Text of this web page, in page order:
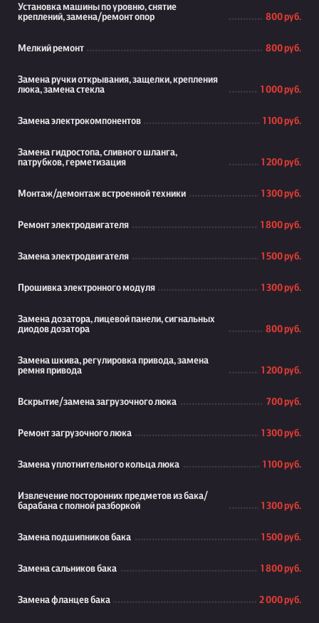
Установка машины по уровню, снятие
креплений, замена/ремонт опор
800 руб.
Мелкий ремонт 800 руб.
Замена ручки открывания, защелки, крепления
люка, замена стекла
1 000 руб.
Замена электрокомпонентов 1 100 руб.
Замена гидростопа, сливного шланга,
патрубков, герметизация
1 200 руб.
Монтаж/демонтаж встроенной техники 1 300 руб.
Ремонт электродвигателя 1 800 руб.
Замена электродвигателя 1 500 руб.
Прошивка электронного модуля 1 300 руб.
Замена дозатора, лицевой панели, сигнальных
диодов дозатора
800 руб.
Замена шкива, регулировка привода, замена
ремня привода
1 200 руб.
Вскрытие/замена загрузочного люка 700 руб.
Ремонт загрузочного люка 1 300 руб.
Замена уплотнительного кольца люка 1 100 руб.
Извлечение посторонних предметов из бака/
барабана с полной разборкой
1 300 руб.
Замена подшипников бака 1 500 руб.
Замена сальников бака 1 800 руб.
Замена фланцев бака 2 000 руб.